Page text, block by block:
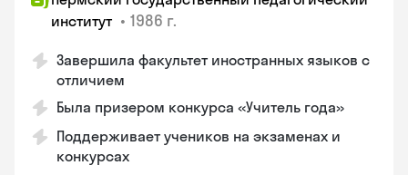
институт • 1986 г.
Завершила факультет иностранных языков с
отличием
Была призером конкурса «Учитель года»
Поддерживает учеников на экзаменах и
конкурсах